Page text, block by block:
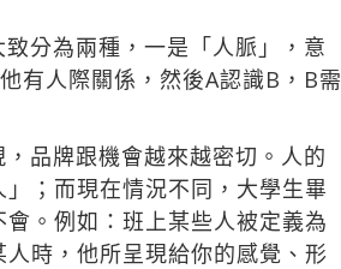
分為兩種，一是「人脈」，意
有人際關係，然後A認識B，B需
品牌跟機會越來越密切。人的
；而現在情況不同，大學生畢
。例如：班上某些人被定義為
時，他所呈現給你的感覺、形